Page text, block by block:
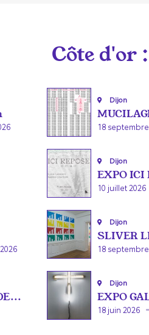
Côte d'or
Dijon
18
Dijon
EXPO ICI
10 juillet 2026
Dijon
SLIVER
18
Dijon
EXPO
18 juin 2026